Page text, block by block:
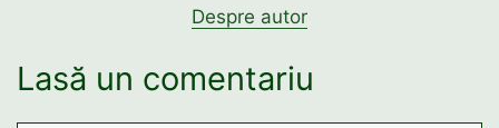
Despre autor
Lasă un comentariu